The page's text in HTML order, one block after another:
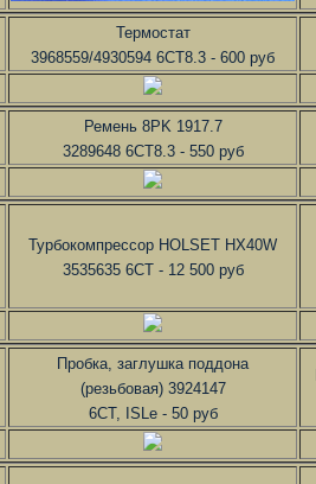
Термостат
3968559/4930594 6CT8.3 - 600 руб
Ремень 8PK 1917.7
3289648 6CT8.3 - 550 руб
Турбокомпрессор HOLSET HX40W
3535635 6CT - 12 500 руб
Пробка, заглушка поддона
(резьбовая) 3924147
6CT, ISLe - 50 руб